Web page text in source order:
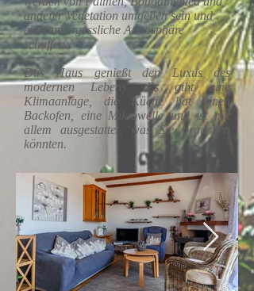
anderer Vegetation umgeben sein und
eine unvergessliche Atmosphäre
schaffen.
Das Haus genießt den Luxus des
modernen Lebens. Es gibt eine
Klimaanlage, die Küche hat einen
Backofen, eine Mikrowelle und ist mit
allem ausgestattet, was Sie brauchen
könnten.